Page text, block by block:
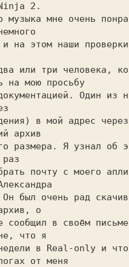
2.
музыка мне очень
на этом наши
или три человека,
на мою просьбу
Один из
в мой адрес
архив
размера. Я узнал об
раз
почту с моего
был очень рад
о
сообщил в своём
что я
в Real-only и
от меня